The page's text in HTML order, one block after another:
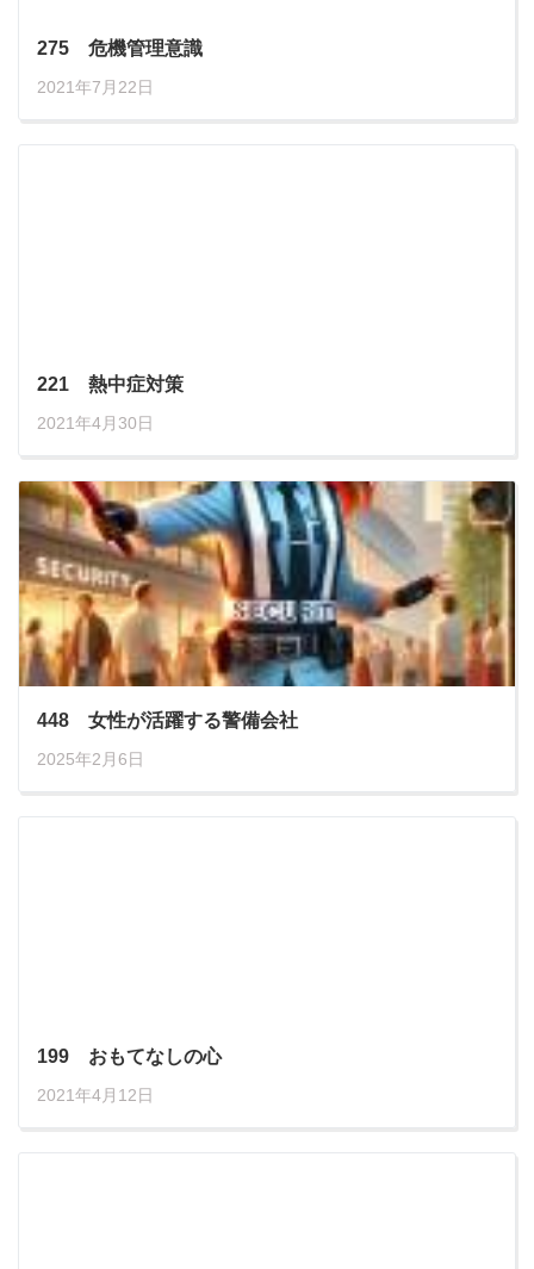
275 危機管理意識
2021年7月22日
221 熱中症対策
2021年4月30日
448 女性が活躍する警備会社
2025年2月6日
199 おもてなしの心
2021年4月12日